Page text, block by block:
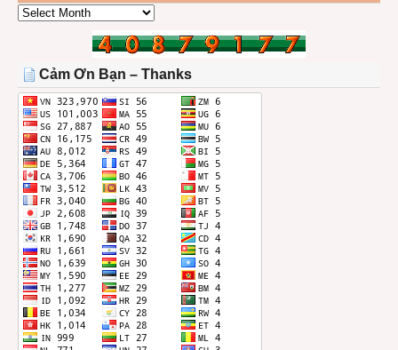
CÁC
THÁNG
Cảm Ơn Bạn – Thanks